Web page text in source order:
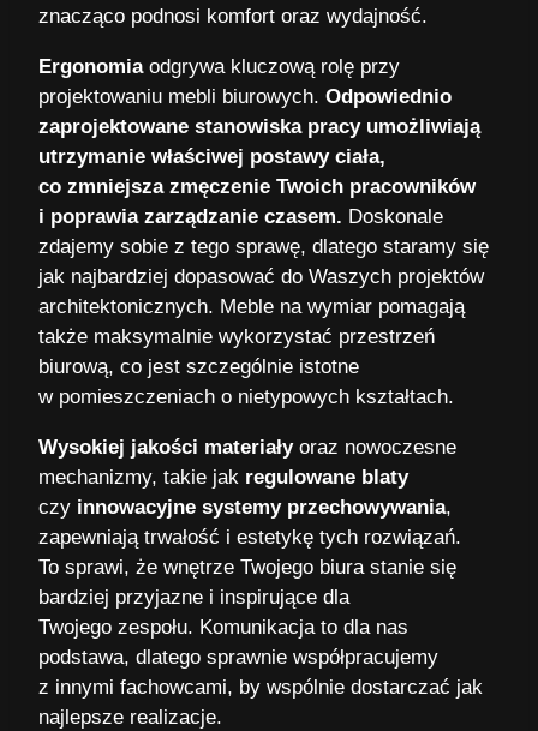
znacząco podnosi komfort oraz wydajność.
Ergonomiaodgrywa kluczową rolę przy
projektowaniu mebli biurowych. Odpowiednio
zaprojektowane stanowiska pracy umożliwiają
utrzymanie właściwej postawy ciała,
co zmniejsza zmęczenie Twoich pracowników
i poprawia zarządzanie czasem. Doskonale
zdajemy sobie z tego sprawę, dlatego staramy się
jak najbardziej dopasować do Waszych projektów
architektonicznych. Meble na wymiar pomagają
także maksymalnie wykorzystać przestrzeń
biurową, co jest szczególnie istotne
w pomieszczeniach o nietypowych kształtach.
Wysokiej jakości materiałyoraz nowoczesne
mechanizmy, takie jak regulowane blaty
czy innowacyjne systemy przechowywania,
zapewniają trwałość i estetykę tych rozwiązań.
To sprawi, że wnętrze Twojego biura stanie się
bardziej przyjazne i inspirujące dla
Twojego zespołu. Komunikacja to dla nas
podstawa, dlatego sprawnie współpracujemy
z innymi fachowcami, by wspólnie dostarczać jak
najlepsze realizacje.